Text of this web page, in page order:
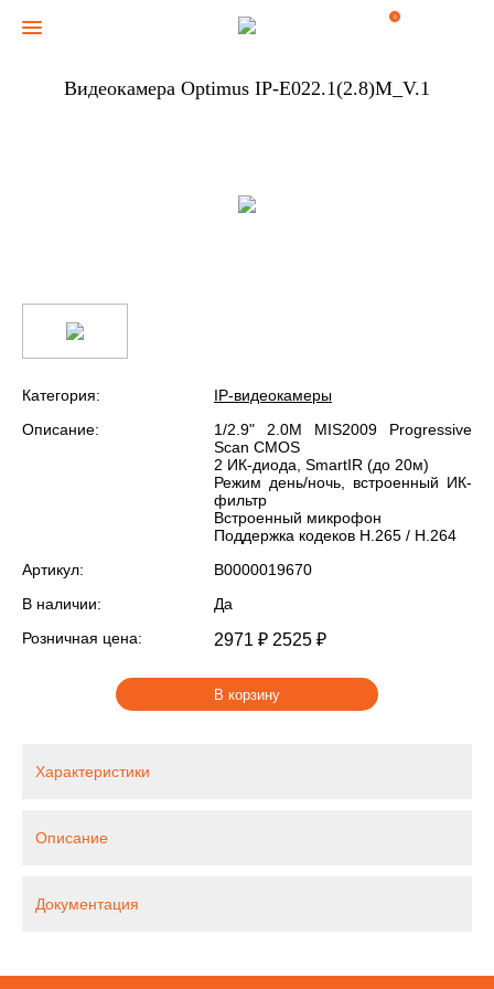
0
Видеокамера Optimus IP-E022.1(2.8)M_V.1
Категория:
IP-видеокамеры
Описание:
1/2.9" 2.0M MIS2009 Progressive
Scan CMOS
2 ИК-диода, SmartIR (до 20м)
Режим день/ночь, встроенный ИК-
фильтр
Встроенный микрофон
Поддержка кодеков H.265 / H.264
Артикул:
В0000019670
В наличии:
Да
Розничная цена:
2971 ₽ 2525 ₽
В корзину
Характеристики
Описание
Документация